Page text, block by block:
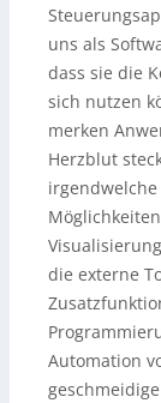
uns als
dass sie die
sich nutzen
merken
Herzblut
die externe
Automation